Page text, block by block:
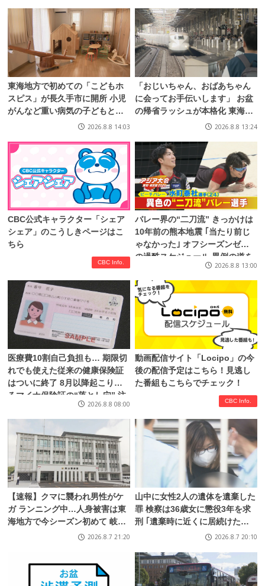
れ死亡
東海地方で初めての「こどもホ
スピス」が長久手市に開所 小児
がんなど重い病気の子どもと家
族を支える施設 利用料は無料 愛
2026.8.8 14:03
「おじいちゃん、おばあちゃん
に会ってお手伝いします」 お盆
の帰省ラッシュが本格化 東海道
新幹線下りがピーク 名古屋駅も
2026.8.8 13:24
CBC公式キャラクター「シェア
シェア」のこうしきページはこ
ちら
CBC Info.
バレー界の“二刀流” きっかけは
10年前の熊本地震 ｢当たり前じ
ゃなかった｣ オフシーズンゼロ
の過酷スケジュール 異例の道を
進むワケ【アジア大会 愛知･名
古屋2026】
2026.8.8 13:00
医療費10割自己負担も… 期限切
れでも使えた従来の健康保険証
はついに終了 8月以降起こりう
るマイナ保険証の“落とし穴” 注
意すべき2つの有効期限2026.8.8 08:00
動画配信サイト「Locipo」の今
後の配信予定はこちら！見逃し
た番組もこちらでチェック！
CBC Info.
【速報】クマに襲われ男性がケ
ガ ランニング中…人身被害は東
海地方で今シーズン初めて 岐阜
2026.8.7 21:20
山中に女性2人の遺体を遺棄した
罪 検察は36歳女に懲役3年を求
刑 ｢遺棄時に近くに居続けたこ
と自体が重要な寄与｣ 女は｢黙秘
2026.8.7 20:10